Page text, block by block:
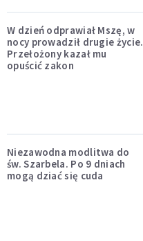
W dzień odprawiał Mszę, w
nocy prowadził drugie życie.
Przełożony kazał mu
opuścić zakon
Niezawodna modlitwa do
św. Szarbela. Po 9 dniach
mogą dziać się cuda